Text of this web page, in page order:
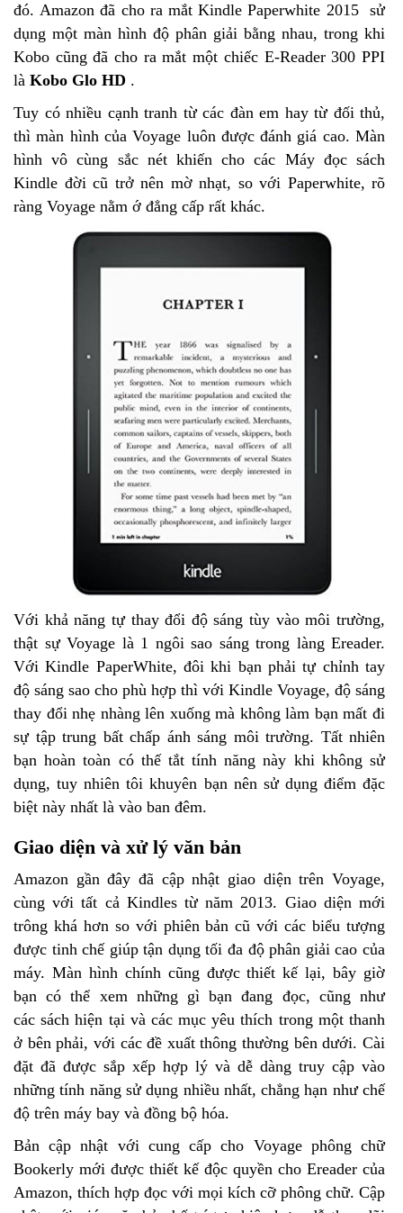
đó. Amazon đã cho ra mắt Kindle Paperwhite 2015 sử
dụng một màn hình độ phân giải bằng nhau, trong khi
Kobo cũng đã cho ra mắt một chiếc E-Reader 300 PPI
là Kobo Glo HD .
Tuy có nhiều cạnh tranh từ các đàn em hay từ đối thủ,
thì màn hình của Voyage luôn được đánh giá cao. Màn
hình vô cùng sắc nét khiến cho các Máy đọc sách
Kindle đời cũ trở nên mờ nhạt, so với Paperwhite, rõ
ràng Voyage nằm ớ đẳng cấp rất khác.
Với khả năng tự thay đổi độ sáng tùy vào môi trường,
thật sự Voyage là 1 ngôi sao sáng trong làng Ereader.
Với Kindle PaperWhite, đôi khi bạn phải tự chỉnh tay
độ sáng sao cho phù hợp thì với Kindle Voyage, độ sáng
thay đổi nhẹ nhàng lên xuống mà không làm bạn mất đi
sự tập trung bất chấp ánh sáng môi trường. Tất nhiên
bạn hoàn toàn có thế tắt tính năng này khi không sử
dụng, tuy nhiên tôi khuyên bạn nên sử dụng điểm đặc
biệt này nhất là vào ban đêm.
Giao diện và xử lý văn bản
Amazon gần đây đã cập nhật giao diện trên Voyage,
cùng với tất cả Kindles từ năm 2013. Giao diện mới
trông khá hơn so với phiên bản cũ với các biểu tượng
được tinh chế giúp tận dụng tối đa độ phân giải cao của
máy. Màn hình chính cũng được thiết kế lại, bây giờ
bạn có thể xem những gì bạn đang đọc, cũng như
các sách hiện tại và các mục yêu thích trong một thanh
ở bên phải, với các đề xuất thông thường bên dưới. Cài
đặt đã được sắp xếp hợp lý và dễ dàng truy cập vào
những tính năng sử dụng nhiều nhất, chẳng hạn như chế
độ trên máy bay và đồng bộ hóa.
Bản cập nhật với cung cấp cho Voyage phông chữ
Bookerly mới được thiết kế độc quyền cho Ereader của
Amazon, thích hợp đọc với mọi kích cỡ phông chữ. Cập